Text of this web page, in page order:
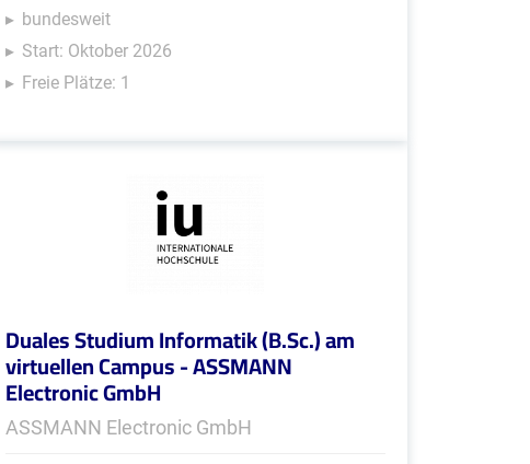
bundesweit
Start: Oktober 2026
Freie Plätze: 1
Duales Studium Informatik (B.Sc.) am
virtuellen Campus - ASSMANN
Electronic GmbH
ASSMANN Electronic GmbH